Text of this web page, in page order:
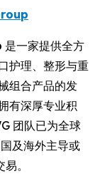
是一家提供全方
护理、整形与重
组合产品的发
有深厚专业积
团队已为全球
及海外主导或
。